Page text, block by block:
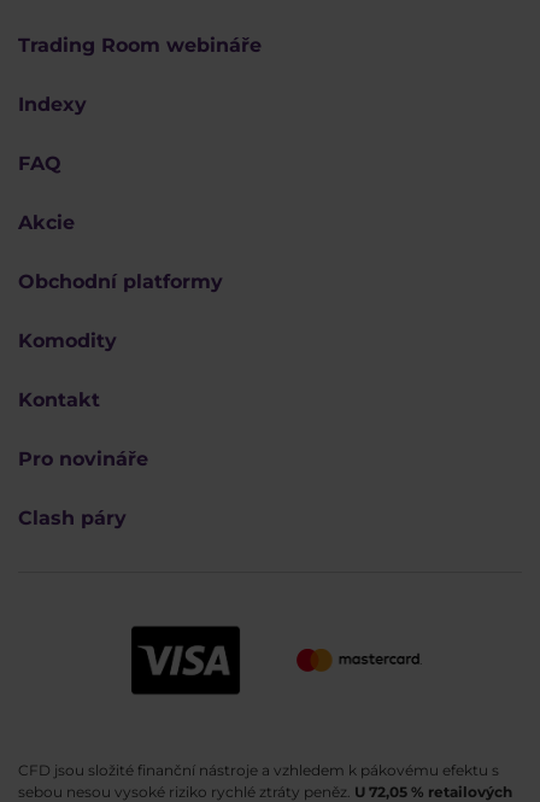
Trading Room webináře
Indexy
FAQ
Akcie
Obchodní platformy
Komodity
Kontakt
Pro novináře
Clash páry
CFD jsou složité finanční nástroje a vzhledem k pákovému efektu s
sebou nesou vysoké riziko rychlé ztráty peněz. U 72,05 % retailových